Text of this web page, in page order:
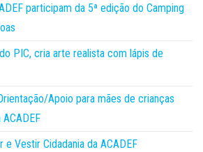
participam da 5ª edição do Camping
PIC, cria arte realista com lápis de
Apoio para mães de crianças
e Vestir Cidadania da ACADEF